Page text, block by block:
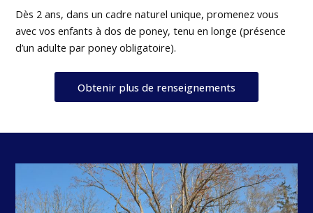
Dès 2 ans, dans un cadre naturel unique, promenez vous
avec vos enfants à dos de poney, tenu en longe (présence
d’un adulte par poney obligatoire).
Obtenir plus de renseignements